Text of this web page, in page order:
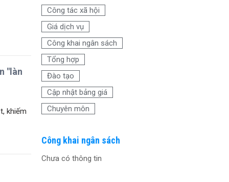
"làn
khiếm
o
o
k
t
Công tác xã hội
Giá dịch vụ
Công khai ngân sách
Tổng hợp
Đào tạo
Cập nhật bảng giá
Chuyên môn
Công khai ngân sách
Chưa có thông tin